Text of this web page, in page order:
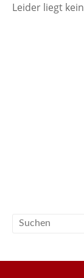
Leider liegt